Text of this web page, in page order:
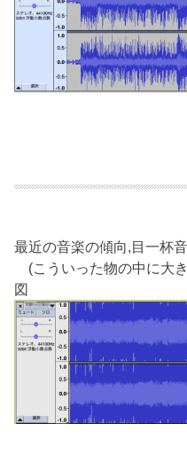
最近の音楽の傾向,目一杯
(こういった物の中に大
図